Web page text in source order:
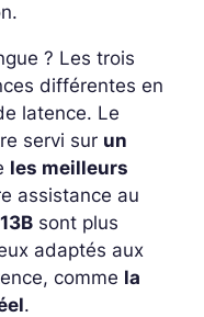
? Les trois
différentes en
latence. Le
servi sur un
les meilleurs
assistance au
13B sont plus
adaptés aux
comme la
.